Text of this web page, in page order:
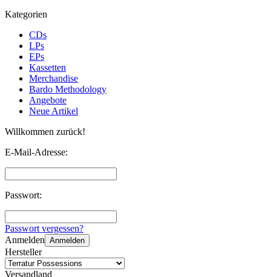
Kategorien
CDs
LPs
EPs
Kassetten
Merchandise
Bardo Methodology
Angebote
Neue Artikel
Willkommen zurück!
E-Mail-Adresse:
Passwort:
Passwort vergessen?
Anmelden Anmelden
Hersteller
Versandland